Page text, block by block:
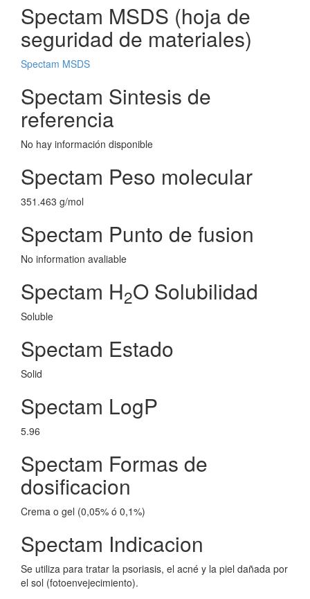
Spectam MSDS (hoja de
seguridad de materiales)
Spectam MSDS
Spectam Sintesis de
referencia
No hay información disponible
Spectam Peso molecular
351.463 g/mol
Spectam Punto de fusion
No information avaliable
Spectam H2O Solubilidad
Soluble
Spectam Estado
Solid
Spectam LogP
5.96
Spectam Formas de
dosificacion
Crema o gel (0,05% ó 0,1%)
Spectam Indicacion
Se utiliza para tratar la psoriasis, el acné y la piel dañada por
el sol (fotoenvejecimiento).